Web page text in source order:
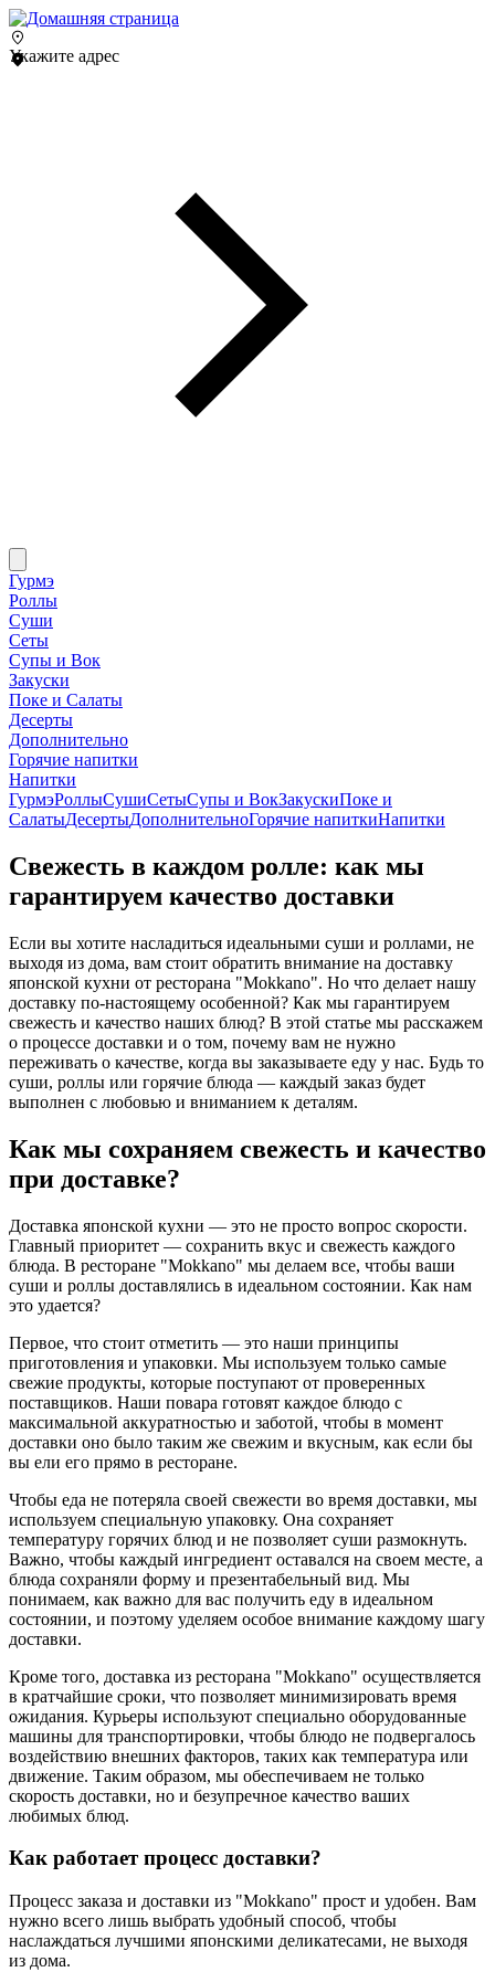
Укажите адрес
Гурмэ
Роллы
Суши
Сеты
Супы и Вок
Закуски
Поке и Салаты
Десерты
Дополнительно
Горячие напитки
Напитки
ГурмэРоллыСушиСетыСупы и ВокЗакускиПоке и
СалатыДесертыДополнительноГорячие напиткиНапитки
Свежесть в каждом ролле: как мы
гарантируем качество доставки
Если вы хотите насладиться идеальными суши и роллами, не
выходя из дома, вам стоит обратить внимание на доставку
японской кухни от ресторана "Mokkano". Но что делает нашу
доставку по-настоящему особенной? Как мы гарантируем
свежесть и качество наших блюд? В этой статье мы расскажем
о процессе доставки и о том, почему вам не нужно
переживать о качестве, когда вы заказываете еду у нас. Будь то
суши, роллы или горячие блюда — каждый заказ будет
выполнен с любовью и вниманием к деталям.
Как мы сохраняем свежесть и качество
при доставке?
Доставка японской кухни — это не просто вопрос скорости.
Главный приоритет — сохранить вкус и свежесть каждого
блюда. В ресторане "Mokkano" мы делаем все, чтобы ваши
суши и роллы доставлялись в идеальном состоянии. Как нам
это удается?
Первое, что стоит отметить — это наши принципы
приготовления и упаковки. Мы используем только самые
свежие продукты, которые поступают от проверенных
поставщиков. Наши повара готовят каждое блюдо с
максимальной аккуратностью и заботой, чтобы в момент
доставки оно было таким же свежим и вкусным, как если бы
вы ели его прямо в ресторане.
Чтобы еда не потеряла своей свежести во время доставки, мы
используем специальную упаковку. Она сохраняет
температуру горячих блюд и не позволяет суши размокнуть.
Важно, чтобы каждый ингредиент оставался на своем месте, а
блюда сохраняли форму и презентабельный вид. Мы
понимаем, как важно для вас получить еду в идеальном
состоянии, и поэтому уделяем особое внимание каждому шагу
доставки.
Кроме того, доставка из ресторана "Mokkano" осуществляется
в кратчайшие сроки, что позволяет минимизировать время
ожидания. Курьеры используют специально оборудованные
машины для транспортировки, чтобы блюдо не подвергалось
воздействию внешних факторов, таких как температура или
движение. Таким образом, мы обеспечиваем не только
скорость доставки, но и безупречное качество ваших
любимых блюд.
Как работает процесс доставки?
Процесс заказа и доставки из "Mokkano" прост и удобен. Вам
нужно всего лишь выбрать удобный способ, чтобы
наслаждаться лучшими японскими деликатесами, не выходя
из дома.